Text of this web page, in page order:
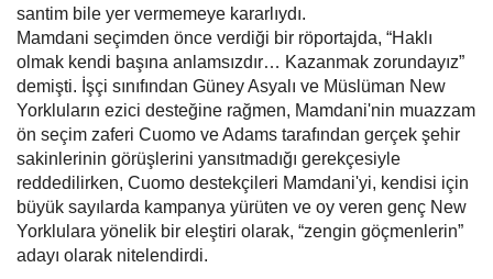
santim bile yer vermemeye kararlıydı.
Mamdani seçimden önce verdiği bir röportajda, “Haklı
olmak kendi başına anlamsızdır… Kazanmak zorundayız”
demişti. İşçi sınıfından Güney Asyalı ve Müslüman New
Yorkluların ezici desteğine rağmen, Mamdani'nin muazzam
ön seçim zaferi Cuomo ve Adams tarafından gerçek şehir
sakinlerinin görüşlerini yansıtmadığı gerekçesiyle
reddedilirken, Cuomo destekçileri Mamdani'yi, kendisi için
büyük sayılarda kampanya yürüten ve oy veren genç New
Yorklulara yönelik bir eleştiri olarak, “zengin göçmenlerin”
adayı olarak nitelendirdi.